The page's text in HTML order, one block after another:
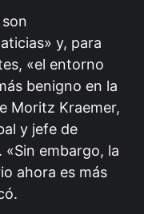
y, para
«el entorno
benigno en la
Moritz Kraemer,
y jefe de
embargo, la
ahora es más